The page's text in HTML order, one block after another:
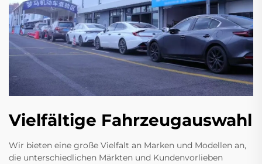
Vielfältige Fahrzeugauswahl
Wir bieten eine große Vielfalt an Marken und Modellen an,
die unterschiedlichen Märkten und Kundenvorlieben